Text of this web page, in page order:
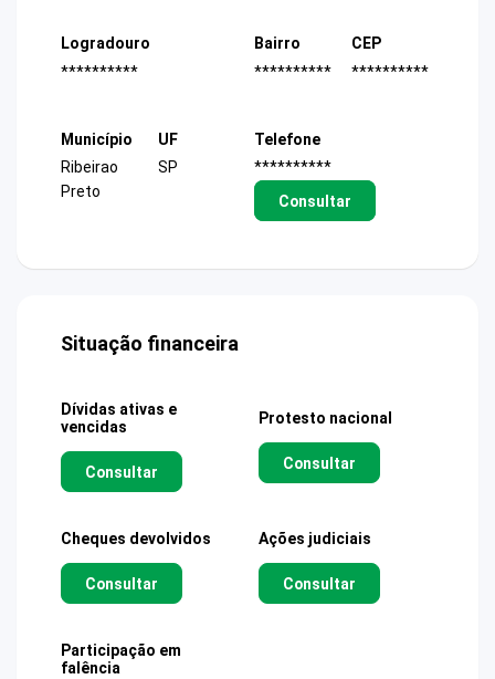
Logradouro
**********
Bairro
**********
CEP
**********
Município
Ribeirao
Preto
UF
SP
Telefone
**********
Consultar
Situação financeira
Dívidas ativas e
vencidas
Consultar
Protesto nacional
Consultar
Cheques devolvidos
Consultar
Ações judiciais
Consultar
Participação em
falência